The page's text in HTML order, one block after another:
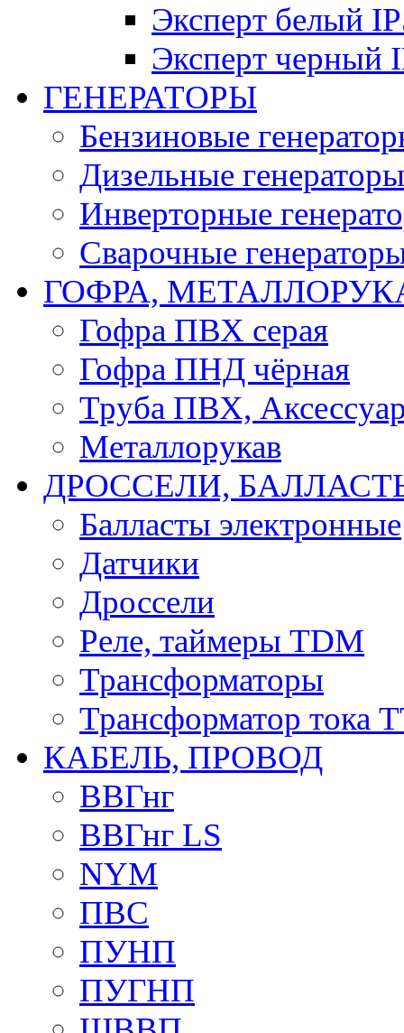
Эксперт белый
Эксперт черный
ГЕНЕРАТОРЫ
Бензиновые
Дизельные генераторы
Инверторные
Сварочные
ГОФРА,
Гофра ПВХ серая
Гофра ПНД чёрная
Труба ПВХ,
Металлорукав
ДРОССЕЛИ,
Балласты электронные
Датчики
Дроссели
Реле, таймеры TDM
Трансформаторы
Трансформатор тока
КАБЕЛЬ, ПРОВОД
ВВГнг
ВВГнг LS
NYM
ПВС
ПУНП
ПУГНП